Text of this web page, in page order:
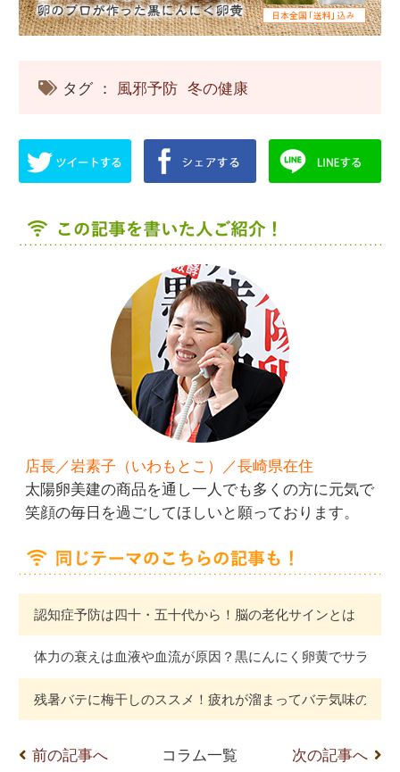
タグ ： 風邪予防 冬の健康
店長／岩素子（いわもとこ）／長崎県在住
太陽卵美建の商品を通し一人でも多くの方に元気で
笑顔の毎日を過ごしてほしいと願っております。
認知症予防は四十・五十代から！脳の老化サインとは
体力の衰えは血液や血流が原因？黒にんにく卵黄でサラサラ
残暑バテに梅干しのススメ！疲れが溜まってバテ気味の方に
前の記事へ コラム一覧 次の記事へ